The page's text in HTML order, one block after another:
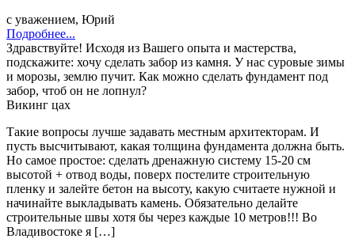
с уважением, Юрий
Подробнее...
Здравствуйте! Исходя из Вашего опыта и мастерства,
подскажите: хочу сделать забор из камня. У нас суровые зимы
и морозы, землю пучит. Как можно сделать фундамент под
забор, чтоб он не лопнул?
Викинг цах
Такие вопросы лучше задавать местным архитекторам. И
пусть высчитывают, какая толщина фундамента должна быть.
Но самое простое: сделать дренажную систему 15-20 см
высотой + отвод воды, поверх постелите строительную
пленку и залейте бетон на высоту, какую считаете нужной и
начинайте выкладывать камень. Обязательно делайте
строительные швы хотя бы через каждые 10 метров!!! Во
Владивостоке я […]